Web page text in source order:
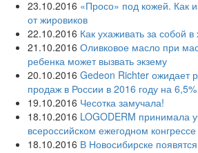
23.10.2016 «Просо» под кожей. Как
от жировиков
22.10.2016 Как ухаживать за собой в
21.10.2016 Оливковое масло при
ребенка может вызвать экзему
20.10.2016 Gedeon Richter ожидает
продаж в России в 2016 году на 6,5%
19.10.2016 Чесотка замучала!
18.10.2016 LOGODERM принимала
всероссийском ежегодном конгрессе
18.10.2016 В Новосибирске